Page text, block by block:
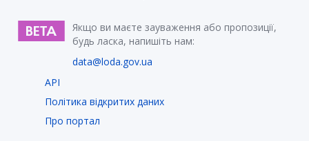
Якщо ви маєте зауваження або пропозиції,
будь ласка, напишіть нам:
data@loda.gov.ua
API
Політика відкритих даних
Про портал